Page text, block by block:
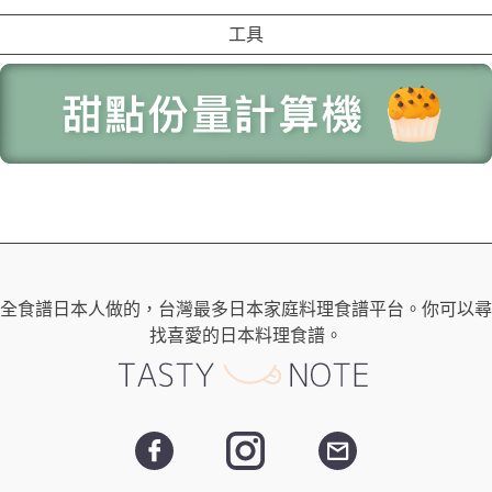
工具
全食譜日本人做的，台灣最多日本家庭料理食譜平台。你可以尋
找喜愛的日本料理食譜。